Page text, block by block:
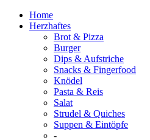
Home
Herzhaftes
Brot & Pizza
Burger
Dips & Aufstriche
Snacks & Fingerfood
Knödel
Pasta & Reis
Salat
Strudel & Quiches
Suppen & Eintöpfe
-